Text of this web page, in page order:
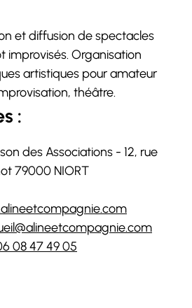
improvisés. Organisation
artistiques pour amateur
théâtre.
:
des Associations - 12, rue
79000 NIORT
08 47 49 05